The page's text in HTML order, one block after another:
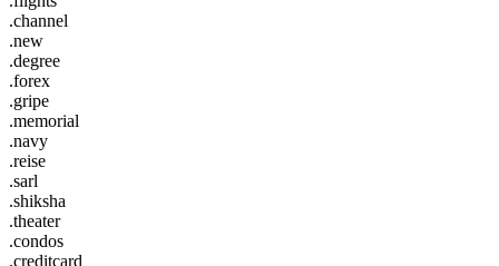
.channel
.new
.degree
.forex
.gripe
.memorial
.navy
.reise
.sarl
.shiksha
.theater
.condos
.creditcard